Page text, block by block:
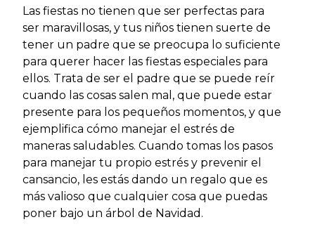
Las fiestas no tienen que ser perfectas para
ser maravillosas, y tus niños tienen suerte de
tener un padre que se preocupa lo suficiente
para querer hacer las fiestas especiales para
ellos. Trata de ser el padre que se puede reír
cuando las cosas salen mal, que puede estar
presente para los pequeños momentos, y que
ejemplifica cómo manejar el estrés de
maneras saludables. Cuando tomas los pasos
para manejar tu propio estrés y prevenir el
cansancio, les estás dando un regalo que es
más valioso que cualquier cosa que puedas
poner bajo un árbol de Navidad.